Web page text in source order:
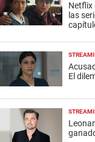
Netflix
las
El